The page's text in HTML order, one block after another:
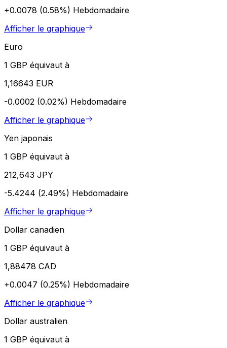
+0.0078 (0.58%) Hebdomadaire
Afficher le graphique
Euro
1 GBP équivaut à
1,16643 EUR
-0.0002 (0.02%) Hebdomadaire
Afficher le graphique
Yen japonais
1 GBP équivaut à
212,643 JPY
-5.4244 (2.49%) Hebdomadaire
Afficher le graphique
Dollar canadien
1 GBP équivaut à
1,88478 CAD
+0.0047 (0.25%) Hebdomadaire
Afficher le graphique
Dollar australien
1 GBP équivaut à